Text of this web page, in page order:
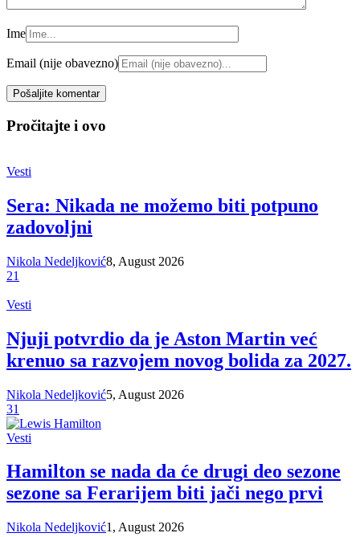
Ime
Email (nije obavezno)
Pročitajte i ovo
Vesti
Sera: Nikada ne možemo biti potpuno
zadovoljni
Nikola Nedeljković8, August 2026
21
Vesti
Njuji potvrdio da je Aston Martin već
krenuo sa razvojem novog bolida za 2027.
Nikola Nedeljković5, August 2026
31
Vesti
Hamilton se nada da će drugi deo sezone
sezone sa Ferarijem biti jači nego prvi
Nikola Nedeljković1, August 2026